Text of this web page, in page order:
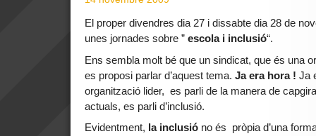
El proper divendres dia 27 i dissabte dia 28 de
unes jornades sobre ” escola i inclusió“.
Ens sembla molt bé que un sindicat, que és una
es proposi parlar d’aquest tema. Ja era hora ! Ja
organització lider, es parli de la manera de
actuals, es parli d’inclusió.
Evidentment, la inclusió no és pròpia d’una